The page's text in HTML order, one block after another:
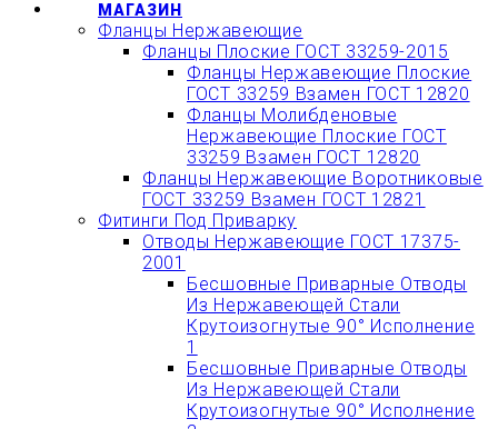
МАГАЗИН
Фланцы Нержавеющие
Фланцы Плоские ГОСТ 33259-2015
Фланцы Нержавеющие Плоские
ГОСТ 33259 Взамен ГОСТ 12820
Фланцы Молибденовые
Нержавеющие Плоские ГОСТ
33259 Взамен ГОСТ 12820
Фланцы Нержавеющие Воротниковые
ГОСТ 33259 Взамен ГОСТ 12821
Фитинги Под Приварку
Отводы Нержавеющие ГОСТ 17375-
2001
Бесшовные Приварные Отводы
Из Нержавеющей Стали
Крутоизогнутые 90° Исполнение
1
Бесшовные Приварные Отводы
Из Нержавеющей Стали
Крутоизогнутые 90° Исполнение